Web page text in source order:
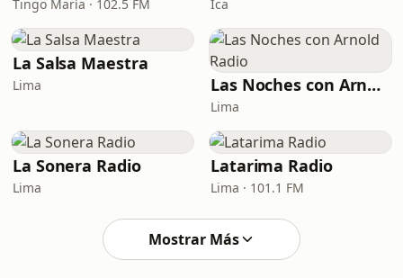
Tingo María · 102.5 FM Ica
La Salsa Maestra
Lima Las Noches con Arnold Radio
Lima
La Sonera Radio
Lima
Latarima Radio
Lima · 101.1 FM
Mostrar Más